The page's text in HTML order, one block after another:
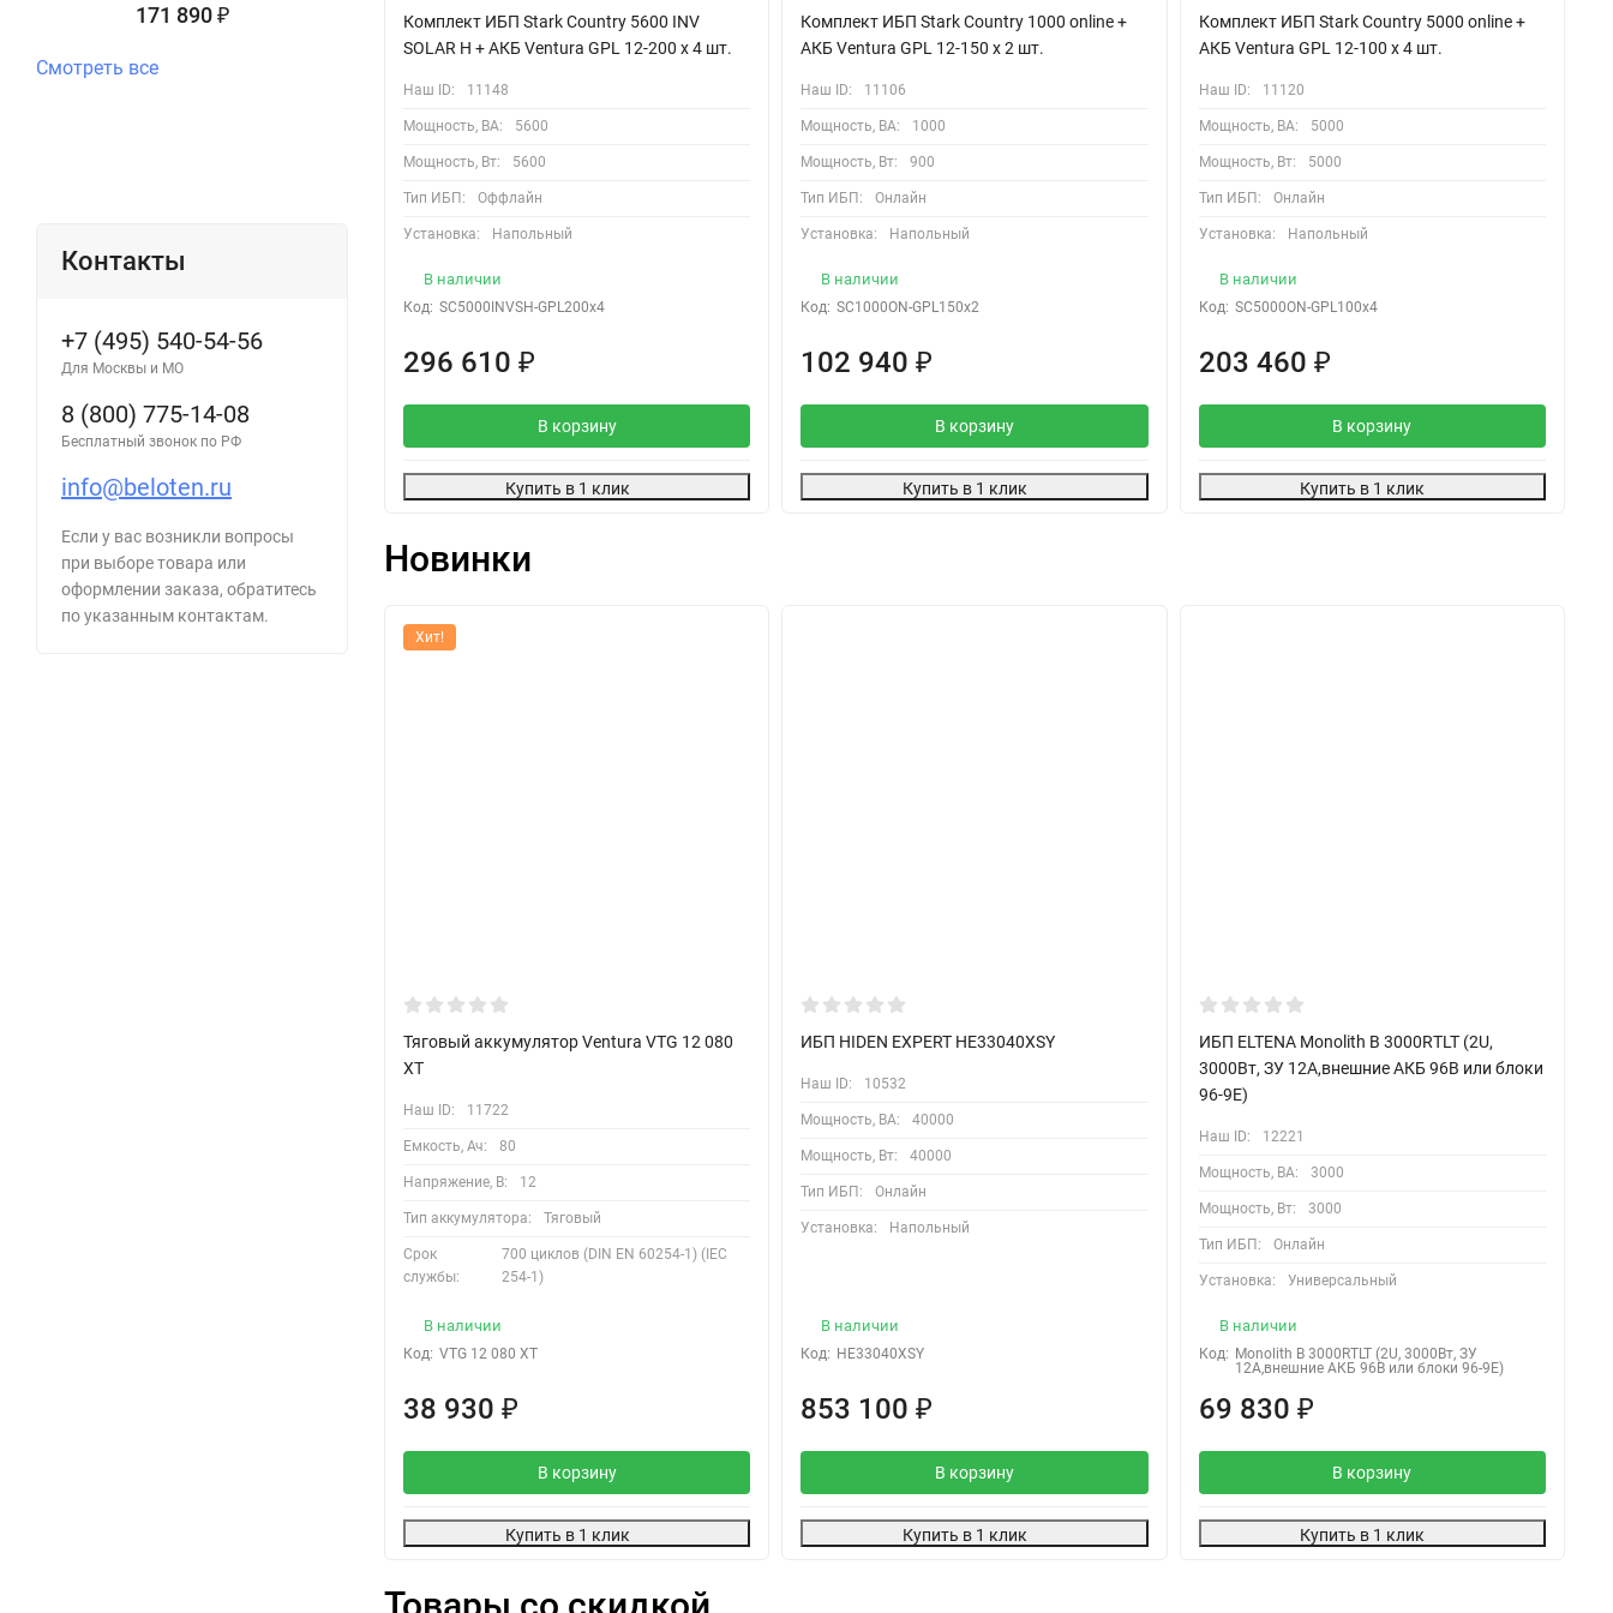
171 890 ₽
Смотреть все
Контакты
+7 (495) 540-54-56
Для Москвы и МО
8 (800) 775-14-08
Бесплатный звонок по РФ
info@beloten.ru
Если у вас возникли вопросы
при выборе товара или
оформлении заказа, обратитесь
по указанным контактам.
Комплект ИБП Stark Country 5600 INV
SOLAR H + АКБ Ventura GPL 12-200 х 4 шт.
Наш ID: 11148
Мощность, ВА: 5600
Мощность, Вт: 5600
Тип ИБП: Оффлайн
Установка: Напольный
В наличии
Код: SC5000INVSH-GPL200x4
296 610 ₽
В корзину
Купить в 1 клик
Комплект ИБП Stark Country 1000 online +
АКБ Ventura GPL 12-150 х 2 шт.
Наш ID: 11106
Мощность, ВА: 1000
Мощность, Вт: 900
Тип ИБП: Онлайн
Установка: Напольный
В наличии
Код: SC1000ON-GPL150x2
102 940₽
В корзину
Купить в 1 клик
Комплект ИБП Stark Country 5000 online +
АКБ Ventura GPL 12-100 х 4 шт.
Наш ID: 11120
Мощность, ВА: 5000
Мощность, Вт: 5000
Тип ИБП: Онлайн
Установка: Напольный
В наличии
Код: SC5000ON-GPL100x4
203 460 ₽
В корзину
Купить в 1 клик
Новинки
Хит!
Тяговый аккумулятор Ventura VTG 12 080
XT
Наш ID: 11722
Емкость, Ач: 80
Напряжение, В: 12
Тип аккумулятора: Тяговый
Cрок
службы:
700 циклов (DIN EN 60254-1) (IEC
254-1)
В наличии
Код: VTG 12 080 XT
38 930 ₽
В корзину
Купить в 1 клик
ИБП HIDEN EXPERT HE33040XSY
Наш ID: 10532
Мощность, ВА: 40000
Мощность, Вт: 40000
Тип ИБП: Онлайн
Установка: Напольный
В наличии
Код: HE33040XSY
853 100₽
В корзину
Купить в 1 клик
ИБП ELTENA Monolith B 3000RТLT (2U,
3000Вт, ЗУ 12А,внешние АКБ 96В или блоки
96-9Е)
Наш ID: 12221
Мощность, ВА: 3000
Мощность, Вт: 3000
Тип ИБП: Онлайн
Установка: Универсальный
В наличии
Код: Monolith B 3000RТLT (2U, 3000Вт, ЗУ
12А,внешние АКБ 96В или блоки 96-9Е)
69 830 ₽
В корзину
Купить в 1 клик